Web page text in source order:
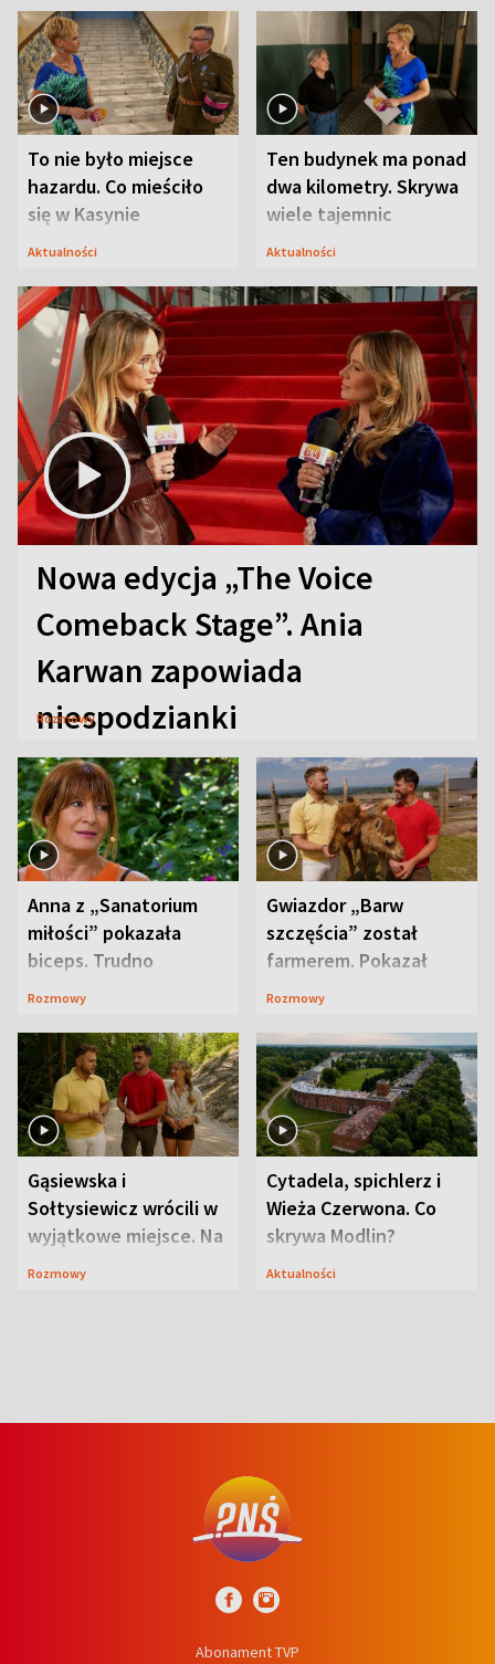
To nie było miejsce
hazardu. Co mieściło
się w Kasynie
Oficerskim?
Aktualności
Ten budynek ma ponad
dwa kilometry. Skrywa
wiele tajemnic
Aktualności
Nowa edycja „The Voice
Comeback Stage”. Ania
Karwan zapowiada
niespodzianki
Rozmowy
Anna z „Sanatorium
miłości” pokazała
biceps. Trudno
uwierzyć, co przeszła
Rozmowy
Gwiazdor „Barw
szczęścia” został
farmerem. Pokazał
swoje niezwykłe
Rozmowy
Gąsiewska i
Sołtysiewicz wrócili w
wyjątkowe miejsce. Na
szlaku czekał
Rozmowy
Cytadela, spichlerz i
Wieża Czerwona. Co
skrywa Modlin?
Aktualności
Abonament TVP